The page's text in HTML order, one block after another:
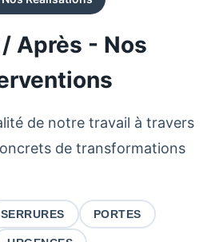
Après - Nos
de notre travail à travers
de transformations
SERRURES PORTES